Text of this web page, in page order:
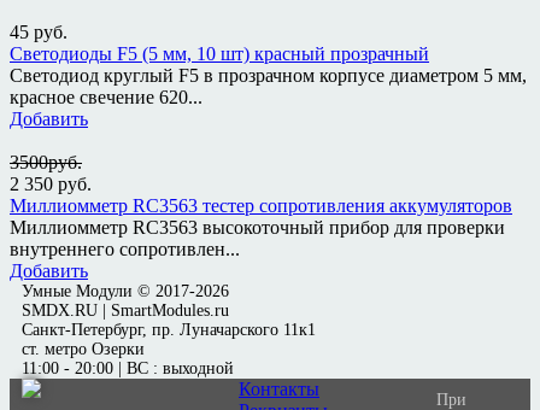
45 руб.
Светодиоды F5 (5 мм, 10 шт) красный прозрачный
Светодиод круглый F5 в прозрачном корпусе диаметром 5 мм,
красное свечение 620...
Добавить
3500руб.
2 350 руб.
Миллиомметр RC3563 тестер сопротивления аккумуляторов
Миллиомметр RC3563 высокоточный прибор для проверки
внутреннего сопротивлен...
Добавить
Умные Модули © 2017-2026
SMDX.RU | SmartModules.ru
Санкт-Петербург, пр. Луначарского 11к1
ст. метро Озерки
11:00 - 20:00 | ВС : выходной
Контакты
При